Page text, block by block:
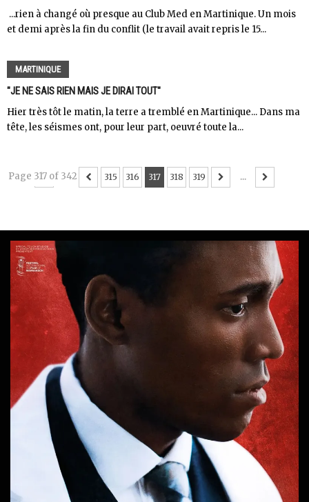
...rien à changé où presque au Club Med en Martinique. Un mois
et demi après la fin du conflit (le travail avait repris le 15...
MARTINIQUE
"JE NE SAIS RIEN MAIS JE DIRAI TOUT"
Hier très tôt le matin, la terre a tremblé en Martinique... Dans ma
tête, les séismes ont, pour leur part, oeuvré toute la...
Page 317 of 342
... 315 316 317 318 319 ...